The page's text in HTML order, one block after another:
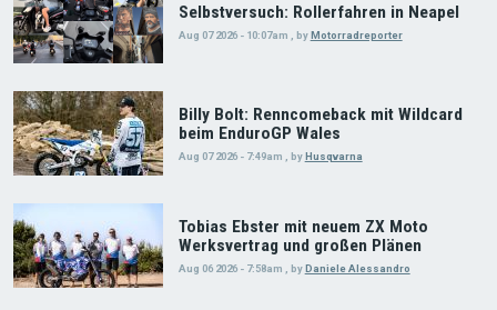
Selbstversuch: Rollerfahren in Neapel
Aug 07 2026 - 10:07am byMotorradreporter
Billy Bolt: Renncomeback mit Wildcard
beim EnduroGP Wales
Aug 07 2026 - 7:49am byHusqvarna
Tobias Ebster mit neuem ZX Moto
Werksvertrag und großen Plänen
Aug 06 2026 - 7:58am byDaniele Alessandro